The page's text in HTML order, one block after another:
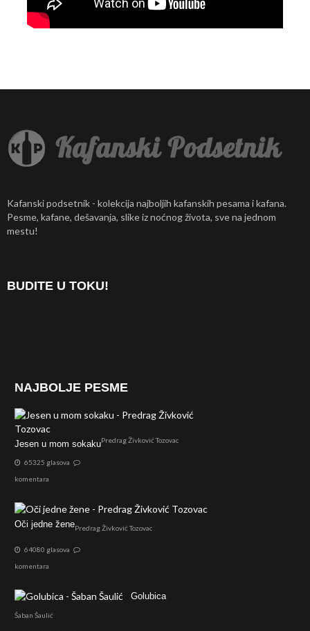
Kafanski podsetnik - kolekcija najboljih kafanskih pesama i kafana.
Pesme, kafane, dešavanja, slike iz noćnog života, sve na jednom
mestu!
BUDITE U TOKU!
NAJBOLJE PESME
Jesen u mom sokakuPredrag Živković Tozovac
65325 glasova
komentara
Oči jedne ženePredrag Živković Tozovac
64080 glasova
komentara
Golubica
Šaban Šaulić